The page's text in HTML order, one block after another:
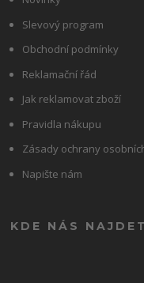
Slevový program
Obchodní podmínky
Reklamační řád
Jak reklamovat zboží
Pravidla nákupu
Zásady ochrany
Napište nám
KDE NÁS